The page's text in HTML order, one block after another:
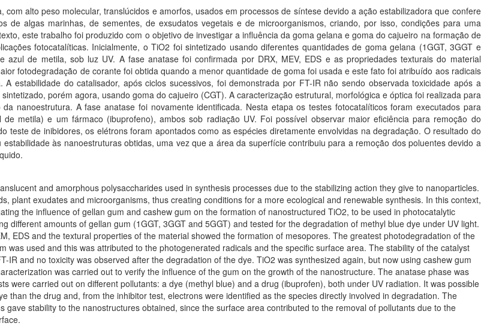
com alto peso molecular, translúcidos e amorfos, usados em processos de síntese devido a ação estabilizadora que confere
de algas marinhas, de sementes, de exsudatos vegetais e de microorganismos, criando, por isso, condições para uma
este trabalho foi produzido com o objetivo de investigar a influência da goma gelana e goma do cajueiro na formação de
fotocatalíticas. Inicialmente, o TiO2 foi sintetizado usando diferentes quantidades de goma gelana (1GGT, 3GGT e
azul de metila, sob luz UV. A fase anatase foi confirmada por DRX, MEV, EDS e as propriedades texturais do material
fotodegradação de corante foi obtida quando a menor quantidade de goma foi usada e este fato foi atribuído aos radicais
estabilidade do catalisador, após ciclos sucessivos, foi demonstrada por FT-IR não sendo observada toxicidade após a
porém agora, usando goma do cajueiro (CGT). A caracterização estrutural, morfológica e óptica foi realizada para
nanoestrutura. A fase anatase foi novamente identificada. Nesta etapa os testes fotocatalíticos foram executados para
metila) e um fármaco (ibuprofeno), ambos sob radiação UV. Foi possível observar maior eficiência para remoção do
teste de inibidores, os elétrons foram apontados como as espécies diretamente envolvidas na degradação. O resultado do
às nanoestruturas obtidas, uma vez que a área da superfície contribuiu para a remoção dos poluentes devido a
and amorphous polysaccharides used in synthesis processes due to the stabilizing action they give to nanoparticles.
plant exudates and microorganisms, thus creating conditions for a more ecological and renewable synthesis. In this context,
the influence of gellan gum and cashew gum on the formation of nanostructured TiO2, to be used in photocatalytic
different amounts of gellan gum (1GGT, 3GGT and 5GGT) and tested for the degradation of methyl blue dye under UV light.
EDS and the textural properties of the material showed the formation of mesopores. The greatest photodegradation of the
was used and this was attributed to the photogenerated radicals and the specific surface area. The stability of the catalyst
IR and no toxicity was observed after the degradation of the dye. TiO2 was synthesized again, but now using cashew gum
was carried out to verify the influence of the gum on the growth of the nanostructure. The anatase phase was
were carried out on different pollutants: a dye (methyl blue) and a drug (ibuprofen), both under UV radiation. It was possible
than the drug and, from the inhibitor test, electrons were identified as the species directly involved in degradation. The
gave stability to the nanostructures obtained, since the surface area contributed to the removal of pollutants due to the